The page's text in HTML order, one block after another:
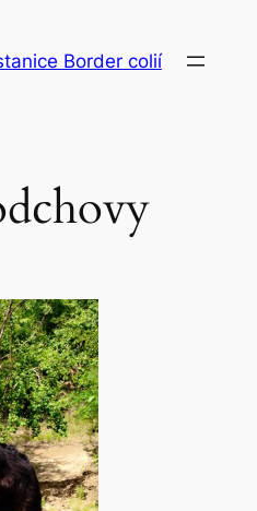
Border colií